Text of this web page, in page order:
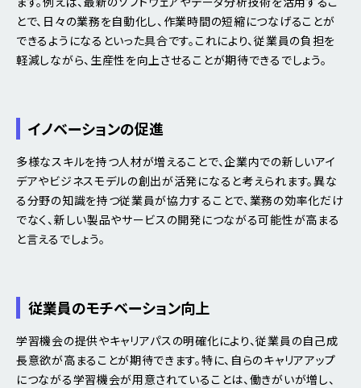
とで、日々の業務を自動化し、作業時間の短縮につなげることが
できるようになるといった具合です。これにより、従業員の負担を
軽減しながら、生産性を向上させることが期待できるでしょう。
イノベーションの促進
多様なスキルを持つ人材が増えることで、企業内での新しいアイ
デアやビジネスモデルの創出が活発になると考えられます。異な
る分野の知識を持つ従業員が協力することで、業務の効率化だけ
でなく、新しい製品やサービスの開発につながる可能性が高まる
と言えるでしょう。
従業員のモチベーション向上
学習機会の提供やキャリアパスの明確化により、従業員の自己成
長意欲が高まることが期待できます。特に、自らのキャリアアップ
につながる学習機会が用意されていることは、働きがいが増し、